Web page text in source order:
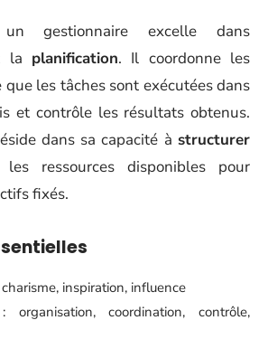
gestionnaire excelle dans
la planification. Il coordonne les
que les tâches sont exécutées dans
et contrôle les résultats obtenus.
dans sa capacité à structurer
les ressources disponibles pour
fixés.
charisme, inspiration, influence
organisation, coordination, contrôle,